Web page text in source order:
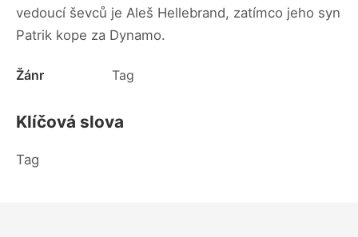
vedoucí ševců je Aleš Hellebrand, zatímco jeho syn
Patrik kope za Dynamo.
Žánr Tag
Klíčová slova
Tag